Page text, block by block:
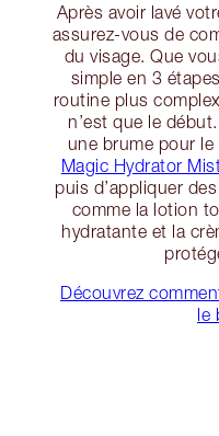
Après avoir lavé
assurez-vous de
du visage. Que
simple en 3
routine plus
n’est que le
une brume pour le
Magic Hydrator
puis d’appliquer
comme la lotion
hydratante et la
Découvrez
le